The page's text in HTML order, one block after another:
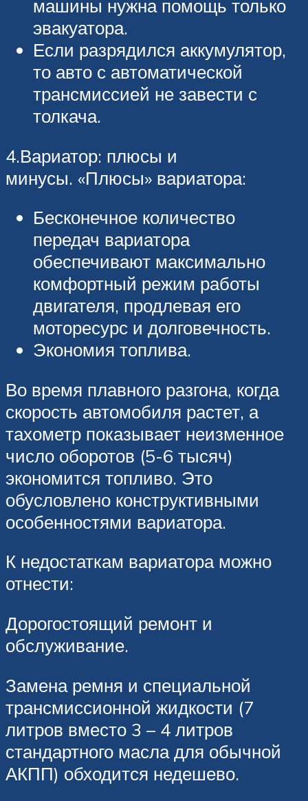
машины нужна помощь только
эвакуатора.
Если разрядился аккумулятор,
то авто с автоматической
трансмиссией не завести с
толкача.
4.Вариатор: плюсы и
минусы. «Плюсы» вариатора:
Бесконечное количество
передач вариатора
обеспечивают максимально
комфортный режим работы
двигателя, продлевая его
моторесурс и долговечность.
Экономия топлива.
Во время плавного разгона, когда
скорость автомобиля растет, а
тахометр показывает неизменное
число оборотов (5-6 тысяч)
экономится топливо. Это
обусловлено конструктивными
особенностями вариатора.
К недостаткам вариатора можно
отнести:
Дорогостоящий ремонт и
обслуживание.
Замена ремня и специальной
трансмиссионной жидкости (7
литров вместо 3 – 4 литров
стандартного масла для обычной
АКПП) обходится недешево.